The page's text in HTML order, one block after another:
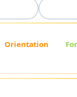
Orientation